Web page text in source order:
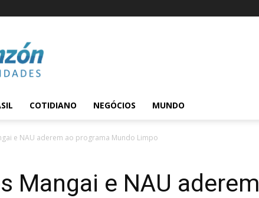
COTIDIANO NEGÓCIOS MUNDO
e NAU aderem ao programa Mundo Limpo
Mangai e NAU aderem